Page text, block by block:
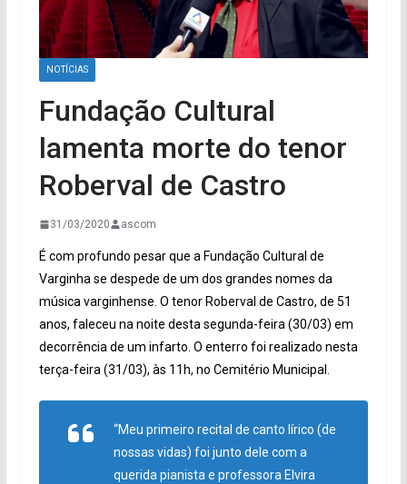
NOTÍCIAS
Fundação Cultural
lamenta morte do tenor
Roberval de Castro
31/03/2020 ascom
É com profundo pesar que a Fundação Cultural de
Varginha se despede de um dos grandes nomes da
música varginhense. O tenor Roberval de Castro, de 51
anos, faleceu na noite desta segunda-feira (30/03) em
decorrência de um infarto. O enterro foi realizado nesta
terça-feira (31/03), às 11h, no Cemitério Municipal.
“Meu primeiro recital de canto lírico (de
nossas vidas) foi junto dele com a
querida pianista e professora Elvira